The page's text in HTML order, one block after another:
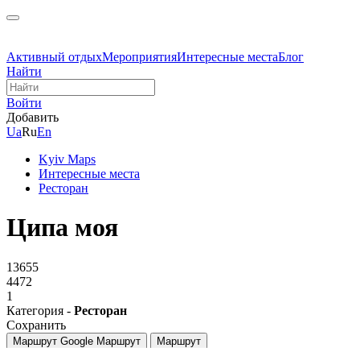
Активный отдыхМероприятияИнтересные местаБлог
Найти
Войти
Добавить
UaRuEn
Kyiv Maps
Интересные места
Ресторан
Ципа моя
13655
4472
1
Категория - Ресторан
Сохранить
Маршрут Google Маршрут Маршрут